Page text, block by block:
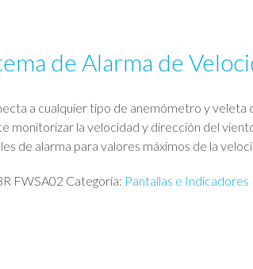
de Alarma de
a cualquier tipo de anemómetro y veleta
monitorizar la velocidad y dirección del
de alarma para valores máximos de la
FWSA02 Categoría: Pantallas e Indicadores